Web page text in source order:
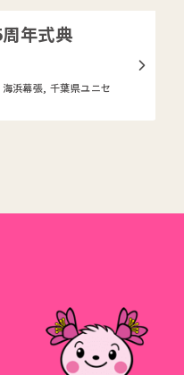
年式典
浜幕張 ,千葉県ユニセ